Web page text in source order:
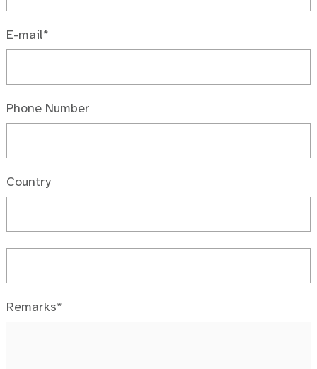
E-mail*
Phone Number
Country
Remarks*